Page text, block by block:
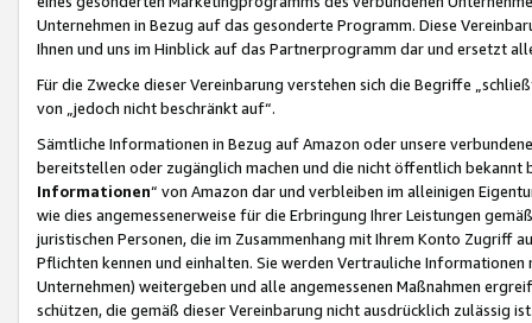
Unternehmen in Bezug auf das gesonderte Programm. Diese
Ihnen und uns im Hinblick auf das Partnerprogramm dar und ersetzt
Für die Zwecke dieser Vereinbarung verstehen sich die Begriffe
von „jedoch nicht beschränkt auf“.
Sämtliche Informationen in Bezug auf Amazon oder unsere
bereitstellen oder zugänglich machen und die nicht öffentlich
Informationen“ von Amazon dar und verbleiben im alleinigen
wie dies angemessenerweise für die Erbringung Ihrer Leistungen
juristischen Personen, die im Zusammenhang mit Ihrem Konto
Pflichten kennen und einhalten. Sie werden Vertrauliche
Unternehmen) weitergeben und alle angemessenen Maßnahmen
schützen, die gemäß dieser Vereinbarung nicht ausdrücklich zulässig